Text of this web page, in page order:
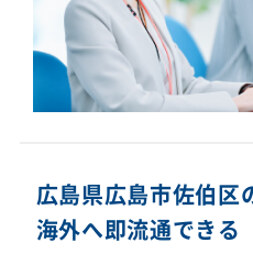
広島県広島市佐伯区
海外へ即流通できる